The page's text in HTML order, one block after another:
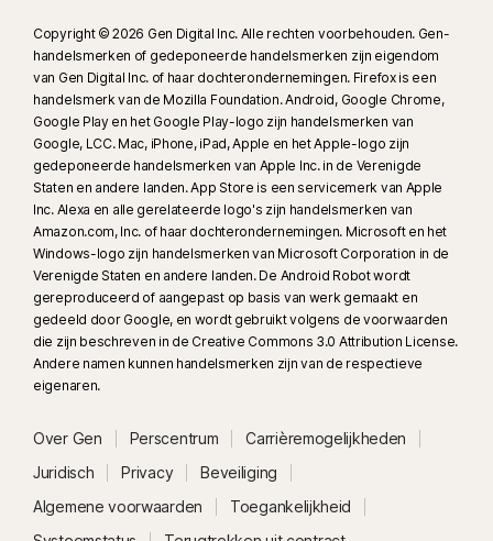
Copyright © 2026 Gen Digital Inc. Alle rechten voorbehouden. Gen-
handelsmerken of gedeponeerde handelsmerken zijn eigendom
van Gen Digital Inc. of haar dochterondernemingen. Firefox is een
handelsmerk van de Mozilla Foundation. Android, Google Chrome,
Google Play en het Google Play-logo zijn handelsmerken van
Google, LCC. Mac, iPhone, iPad, Apple en het Apple-logo zijn
gedeponeerde handelsmerken van Apple Inc. in de Verenigde
Staten en andere landen. App Store is een servicemerk van Apple
Inc. Alexa en alle gerelateerde logo's zijn handelsmerken van
Amazon.com, Inc. of haar dochterondernemingen. Microsoft en het
Windows-logo zijn handelsmerken van Microsoft Corporation in de
Verenigde Staten en andere landen. De Android Robot wordt
gereproduceerd of aangepast op basis van werk gemaakt en
gedeeld door Google, en wordt gebruikt volgens de voorwaarden
die zijn beschreven in de Creative Commons 3.0 Attribution License.
Andere namen kunnen handelsmerken zijn van de respectieve
eigenaren.
Over Gen Perscentrum
Carrièremogelijkheden
Juridisch
Privacy
Beveiliging
Algemene voorwaarden
Toegankelijkheid